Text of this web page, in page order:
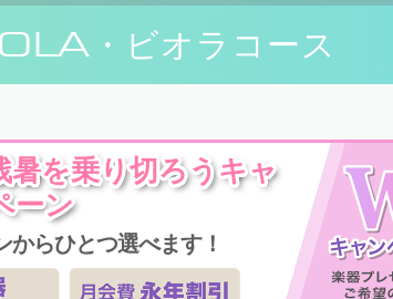
・ビオラコース
暑を乗り切ろうキャ
ーン
からひとつ選べます！